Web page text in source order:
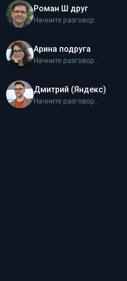
Роман Ш друг
Начните разговор...
Арина подруга
Начните разговор...
Дмитрий (Яндекс)
Начните разговор...